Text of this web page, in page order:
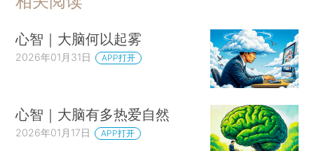
心智｜大脑何以起雾
2026年01月31日 APP打开
心智｜大脑有多热爱自然
2026年01月17日 APP打开